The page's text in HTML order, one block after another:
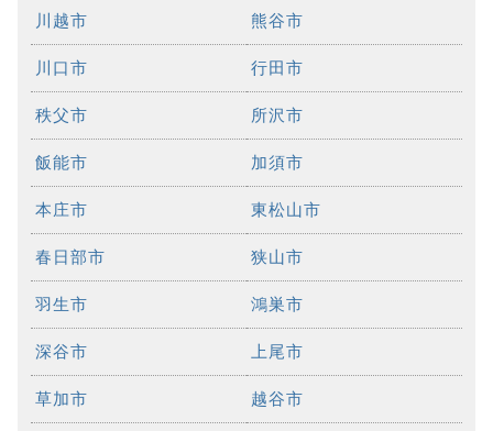
川越市 熊谷市
川口市 行田市
秩父市 所沢市
飯能市 加須市
本庄市 東松山市
春日部市 狭山市
羽生市 鴻巣市
深谷市 上尾市
草加市 越谷市